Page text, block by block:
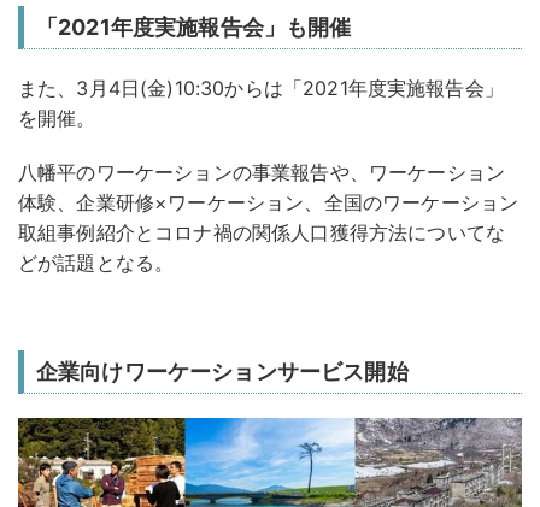
「2021年度実施報告会」も開催
また、3月4日(金)10:30からは「2021年度実施報告会」
を開催。
八幡平のワーケーションの事業報告や、ワーケーション
体験、企業研修×ワーケーション、全国のワーケーション
取組事例紹介とコロナ禍の関係人口獲得方法についてな
どが話題となる。
企業向けワーケーションサービス開始